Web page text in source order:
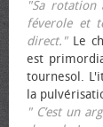
"Sa rotation
féverole et
direct."Le
est
tournesol.
la
" C’est un